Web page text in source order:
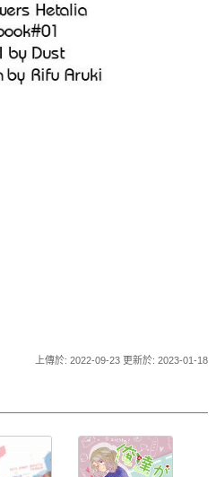
上傳於: 2022-09-23 更新於: 2023-01-18